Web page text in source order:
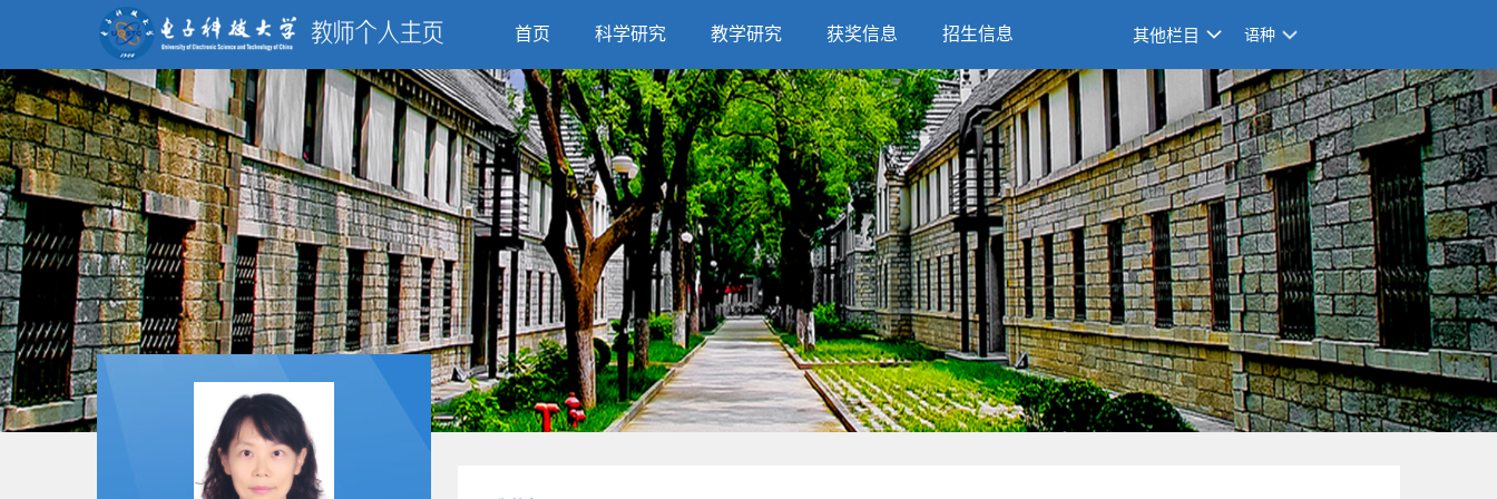
首页 科学研究 教学研究 获奖信息 招生信息 其他栏目 语种